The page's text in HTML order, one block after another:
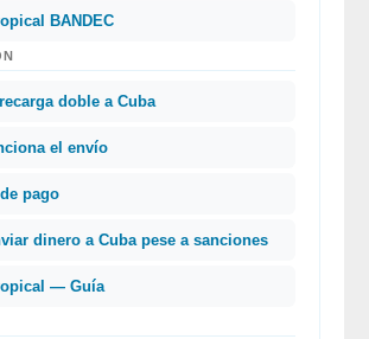
BANDEC
doble a Cuba
el envío
pago
dinero a Cuba pese a sanciones
— Guía